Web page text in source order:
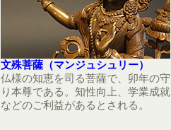
文殊菩薩（マンジュシュリー）
仏様の知恵を司る菩薩で、卯年の守
り本尊である。知性向上、学業成就
などのご利益があるとされる。